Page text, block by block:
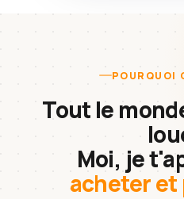
POURQUOI
Tout le
Moi, je
acheter et